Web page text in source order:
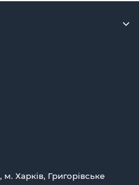
Харків, Григорівське